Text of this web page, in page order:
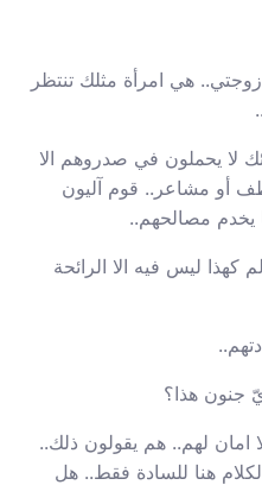
هي امرأة مثلك تنتظر
لا يحملون في صدروهم الا
أو مشاعر.. قوم آليون
مصالحهم..
كهذا ليس فيه الا الرائحة
جنون هذا؟
امان لهم.. هم يقولون ذلك..
هنا للسادة فقط.. هل